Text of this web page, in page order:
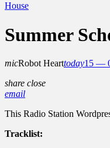
House
Summer
micRobot Hearttoday15 —
share close
email
This Radio Station
Tracklist: